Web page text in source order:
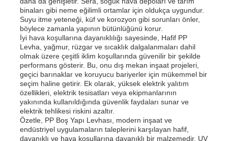
binaları gibi neme eğilimli ortamlar için oldukça uygundur.
Suyu itme yeteneği, küf ve korozyon gibi sorunları önler,
böylece zamanla yapının bütünlüğünü korur.
İyi hava koşullarına dayanıklılığı sayesinde, Hafif PP
Levha, yağmur, rüzgar ve sıcaklık dalgalanmaları dahil
olmak üzere çeşitli iklim koşullarında güvenilir bir şekilde
performans gösterir. Bu, onu dış mekan inşaat projeleri,
geçici barınaklar ve koruyucu bariyerler için mükemmel bir
seçim haline getirir. Ek olarak, yüksek elektrik yalıtım
özellikleri, elektrik tesisatları veya ekipmanlarının
yakınında kullanıldığında güvenlik faydaları sunar ve
elektrik tehlikesi riskini azaltır.
Özetle, PP Boş Yapı Levhası, modern inşaat ve
endüstriyel uygulamaların taleplerini karşılayan hafif,
dayanıklı ve hava koşullarına dayanıklı bir malzemedir. UV